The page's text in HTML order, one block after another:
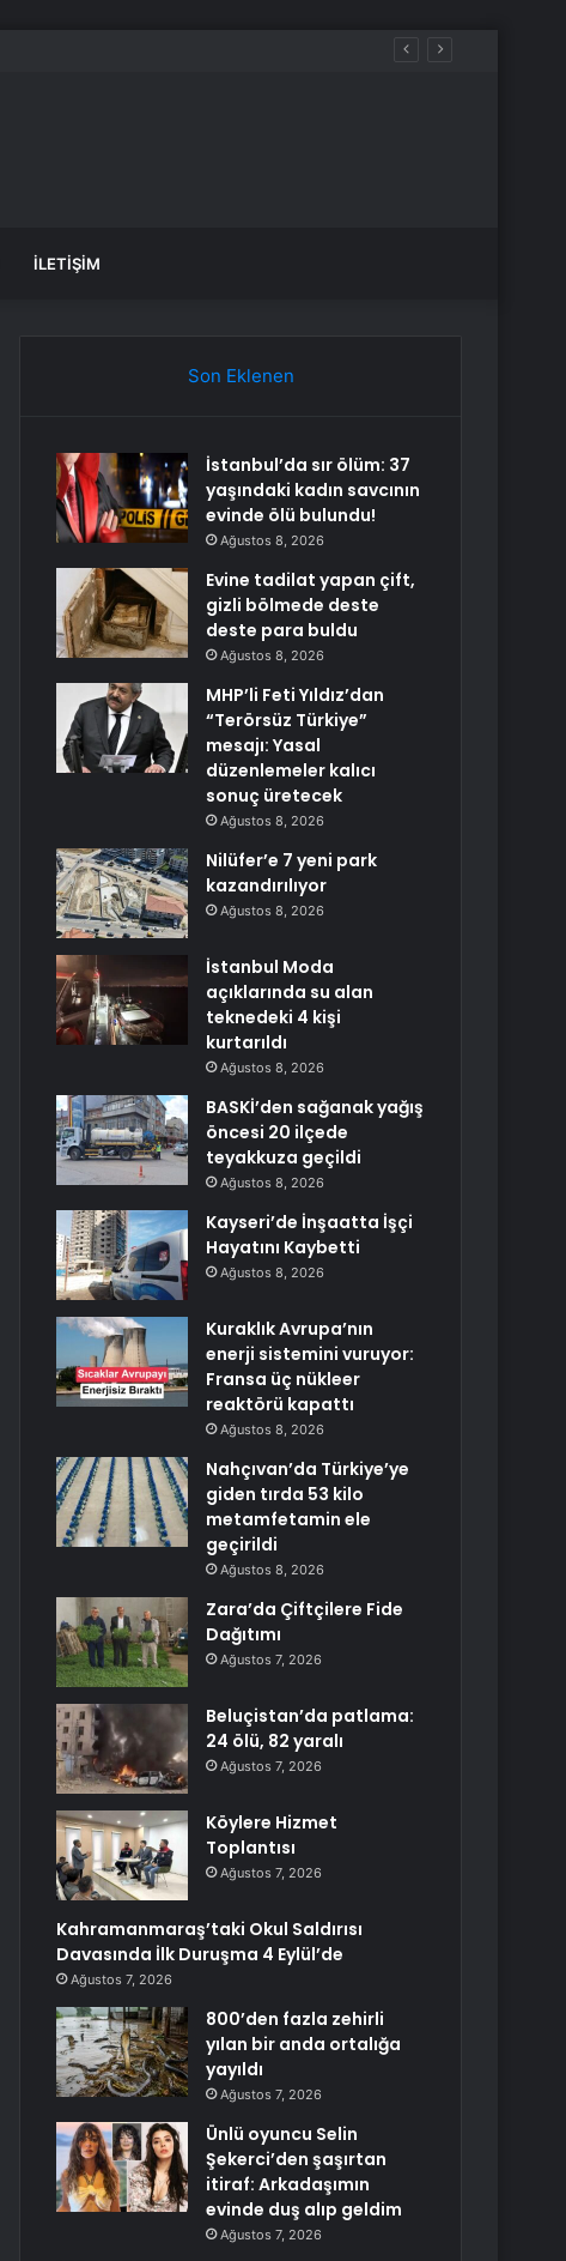
İLETIŞIM
Son Eklenen
İstanbul’da sır ölüm: 37
yaşındaki kadın savcının
evinde ölü bulundu!
Ağustos 8, 2026
Evine tadilat yapan çift,
gizli bölmede deste
deste para buldu
Ağustos 8, 2026
MHP’li Feti Yıldız’dan
“Terörsüz Türkiye”
mesajı: Yasal
düzenlemeler kalıcı
sonuç üretecek
Ağustos 8, 2026
Nilüfer’e 7 yeni park
kazandırılıyor
Ağustos 8, 2026
İstanbul Moda
açıklarında su alan
teknedeki 4 kişi
kurtarıldı
Ağustos 8, 2026
BASKİ’den sağanak yağış
öncesi 20 ilçede
teyakkuza geçildi
Ağustos 8, 2026
Kayseri’de İnşaatta İşçi
Hayatını Kaybetti
Ağustos 8, 2026
Kuraklık Avrupa’nın
enerji sistemini vuruyor:
Fransa üç nükleer
reaktörü kapattı
Ağustos 8, 2026
Nahçıvan’da Türkiye’ye
giden tırda 53 kilo
metamfetamin ele
geçirildi
Ağustos 8, 2026
Zara’da Çiftçilere Fide
Dağıtımı
Ağustos 7, 2026
Beluçistan’da patlama:
24 ölü, 82 yaralı
Ağustos 7, 2026
Köylere Hizmet
Toplantısı
Ağustos 7, 2026
Kahramanmaraş’taki Okul Saldırısı
Davasında İlk Duruşma 4 Eylül’de
Ağustos 7, 2026
800’den fazla zehirli
yılan bir anda ortalığa
yayıldı
Ağustos 7, 2026
Ünlü oyuncu Selin
Şekerci’den şaşırtan
itiraf: Arkadaşımın
evinde duş alıp geldim
Ağustos 7, 2026